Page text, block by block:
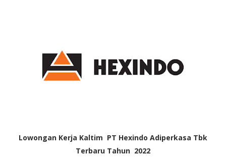
Lowongan Kerja Kaltim PT Hexindo Adiperkasa Tbk
Terbaru Tahun 2022